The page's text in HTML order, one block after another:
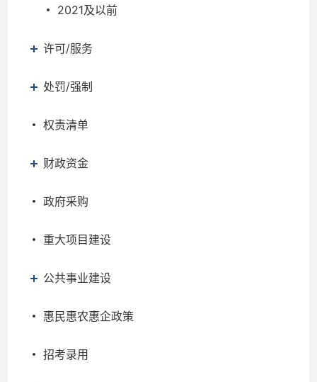
2021及以前
许可/服务
处罚/强制
权责清单
财政资金
政府采购
重大项目建设
公共事业建设
惠民惠农惠企政策
招考录用